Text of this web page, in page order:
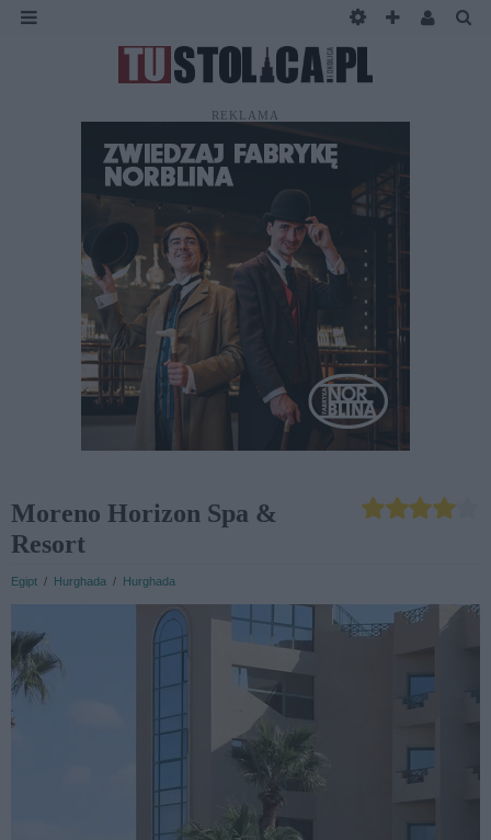
REKLAMA
Moreno Horizon Spa &
Resort
Egipt / Hurghada / Hurghada